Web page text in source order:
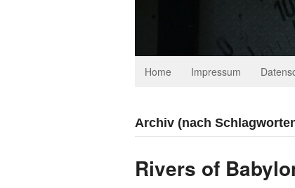
Home Impressum
Archiv (nach
Rivers of